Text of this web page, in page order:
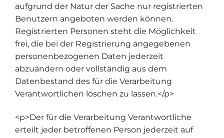
aufgrund der Natur der Sache nur registrierten
Benutzern angeboten werden können.
Registrierten Personen steht die Möglichkeit
frei, die bei der Registrierung angegebenen
personenbezogenen Daten jederzeit
abzuändern oder vollständig aus dem
Datenbestand des für die Verarbeitung
Verantwortlichen löschen zu lassen.</p>
<p>Der für die Verarbeitung Verantwortliche
erteilt jeder betroffenen Person jederzeit auf